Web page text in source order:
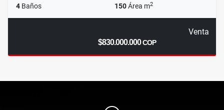
4 Baños 150Área m2
Venta
$830.000.000COP